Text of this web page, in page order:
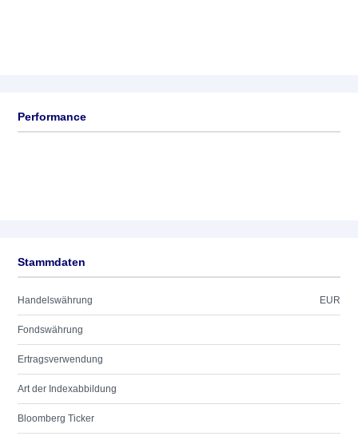
Performance
Stammdaten
Handelswährung EUR
Fondswährung
Ertragsverwendung
Art der Indexabbildung
Bloomberg Ticker